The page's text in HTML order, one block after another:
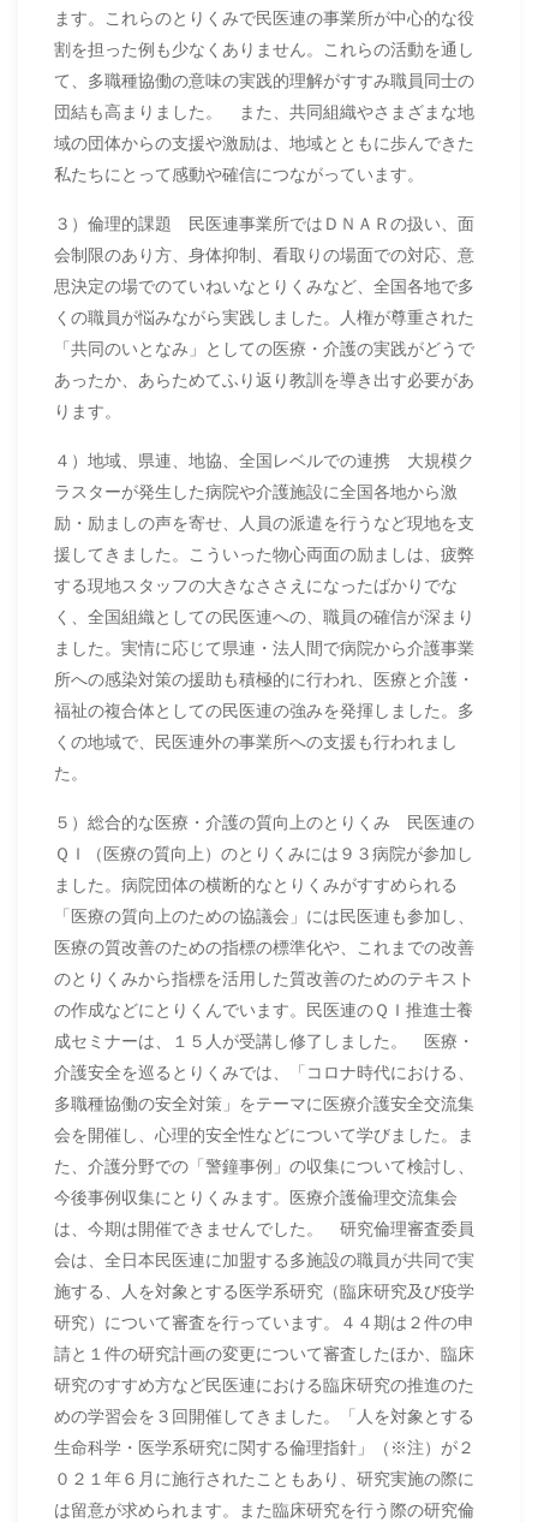
ます。これらのとりくみで民医連の事業所が中心的な役
割を担った例も少なくありません。これらの活動を通し
て、多職種協働の意味の実践的理解がすすみ職員同士の
団結も高まりました。 また、共同組織やさまざまな地
域の団体からの支援や激励は、地域とともに歩んできた
私たちにとって感動や確信につながっています。
３）倫理的課題 民医連事業所ではＤＮＡＲの扱い、面
会制限のあり方、身体抑制、看取りの場面での対応、意
思決定の場でのていねいなとりくみなど、全国各地で多
くの職員が悩みながら実践しました。人権が尊重された
「共同のいとなみ」としての医療・介護の実践がどうで
あったか、あらためてふり返り教訓を導き出す必要があ
ります。
４）地域、県連、地協、全国レベルでの連携 大規模ク
ラスターが発生した病院や介護施設に全国各地から激
励・励ましの声を寄せ、人員の派遣を行うなど現地を支
援してきました。こういった物心両面の励ましは、疲弊
する現地スタッフの大きなささえになったばかりでな
く、全国組織としての民医連への、職員の確信が深まり
ました。実情に応じて県連・法人間で病院から介護事業
所への感染対策の援助も積極的に行われ、医療と介護・
福祉の複合体としての民医連の強みを発揮しました。多
くの地域で、民医連外の事業所への支援も行われまし
た。
５）総合的な医療・介護の質向上のとりくみ 民医連の
ＱＩ（医療の質向上）のとりくみには９３病院が参加し
ました。病院団体の横断的なとりくみがすすめられる
「医療の質向上のための協議会」には民医連も参加し、
医療の質改善のための指標の標準化や、これまでの改善
のとりくみから指標を活用した質改善のためのテキスト
の作成などにとりくんでいます。民医連のＱＩ推進士養
成セミナーは、１５人が受講し修了しました。 医療・
介護安全を巡るとりくみでは、「コロナ時代における、
多職種協働の安全対策」をテーマに医療介護安全交流集
会を開催し、心理的安全性などについて学びました。ま
た、介護分野での「警鐘事例」の収集について検討し、
今後事例収集にとりくみます。医療介護倫理交流集会
は、今期は開催できませんでした。 研究倫理審査委員
会は、全日本民医連に加盟する多施設の職員が共同で実
施する、人を対象とする医学系研究（臨床研究及び疫学
研究）について審査を行っています。４４期は２件の申
請と１件の研究計画の変更について審査したほか、臨床
研究のすすめ方など民医連における臨床研究の推進のた
めの学習会を３回開催してきました。「人を対象とする
生命科学・医学系研究に関する倫理指針」（※注）が２
０２１年６月に施行されたこともあり、研究実施の際に
は留意が求められます。また臨床研究を行う際の研究倫